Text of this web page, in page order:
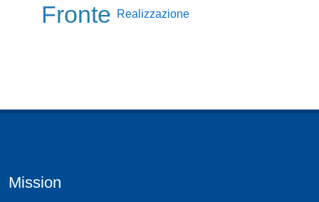
Fronte Realizzazione
Mission